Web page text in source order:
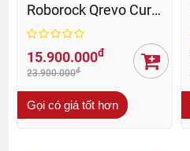
Roborock Qrevo Curv
2 Flow - BH 24 Th
15.900.000đ
23.900.000đ
Gọi có giá tốt hơn